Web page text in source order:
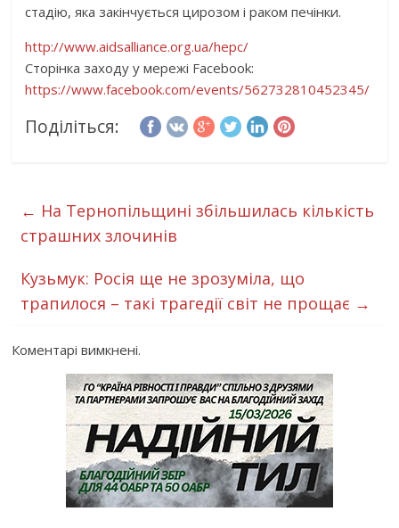
стадію, яка закінчується цирозом і раком печінки.
http://www.aidsalliance.org.ua/hepc/
Сторінка заходу у мережі Facebook:
https://www.facebook.com/events/562732810452345/
Поділіться:
← На Тернопільщині збільшилась кількість
страшних злочинів
Кузьмук: Росія ще не зрозуміла, що
трапилося – такі трагедії світ не прощає →
Коментарі вимкнені.